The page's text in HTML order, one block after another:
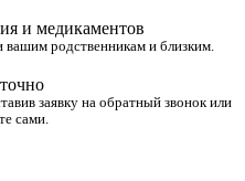
и медикаментов
вашим родственникам и близким.
заявку на обратный звонок или
сами.